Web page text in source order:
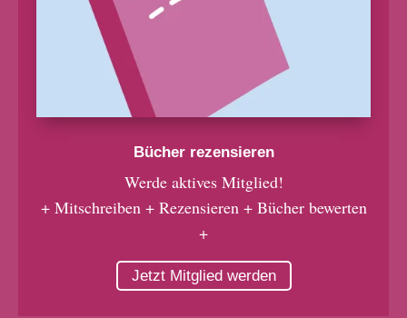
Bücher rezensieren
Werde aktives Mitglied!
+ Mitschreiben + Rezensieren + Bücher bewerten
+
Jetzt Mitglied werden